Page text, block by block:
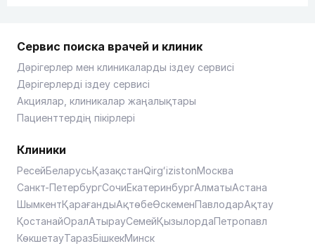
Сервис поиска врачей и клиник
Дәрігерлер мен клиникаларды іздеу сервисі
Дәрігерлерді іздеу сервисі
Акциялар, клиникалар жаңалықтары
Пациенттердің пікірлері
Клиники
РесейБеларусьҚазақстанQirgʻizistonМосква
Санкт-ПетербургСочиЕкатеринбургАлматыАстана
ШымкентҚарағандыАқтөбеӨскеменПавлодарАқтау
ҚостанайОралАтырауСемейҚызылордаПетропавл
КөкшетауТаразБішкекМинск